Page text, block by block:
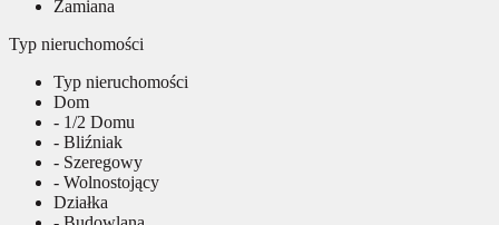
Zamiana
Typ nieruchomości
Typ nieruchomości
Dom
- 1/2 Domu
- Bliźniak
- Szeregowy
- Wolnostojący
Działka